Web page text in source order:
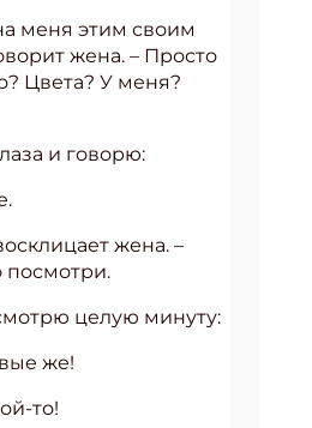
меня этим своим
жена. – Просто
Цвета? У меня?
и говорю:
жена. –
посмотри.
целую минуту:
же!
то!